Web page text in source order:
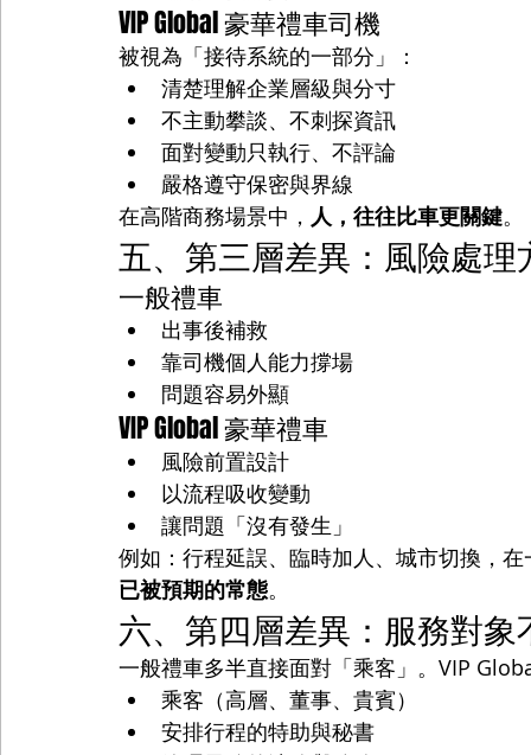
VIP Global 豪華禮車司機
被視為「接待系統的一部分」：
清楚理解企業層級與分寸
不主動攀談、不刺探資訊
面對變動只執行、不評論
嚴格遵守保密與界線
在高階商務場景中， 人，往往比車更關鍵。
五、第三層差異：風險處理
一般禮車
出事後補救
靠司機個人能力撐場
問題容易外顯
VIP Global 豪華禮車
風險前置設計
以流程吸收變動
讓問題「沒有發生」
例如：行程延誤、臨時加人、城市切換，
已被預期的常態。
六、第四層差異：服務對
一般禮車多半直接面對「乘客」。VIP
乘客（高層、董事、貴賓）
安排行程的特助與秘書